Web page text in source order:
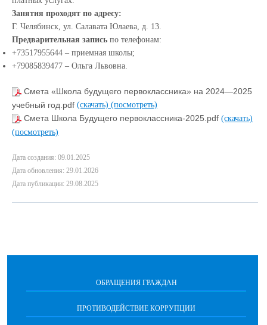
Занятия проходят по адресу:
Г. Челябинск, ул. Салавата Юлаева, д. 13.
Предварительная запись по телефонам:
+73517955644 – приемная школы;
+79085839477 – Ольга Львовна.
Смета «Школа будущего первоклассника» на 2024—2025
учебный год.pdf (скачать) (посмотреть)
Смета Школа Будущего первоклассника-2025.pdf (скачать)
(посмотреть)
Дата создания: 09.01.2025
Дата обновления: 29.01.2026
Дата публикации: 29.08.2025
ОБРАЩЕНИЯ ГРАЖДАН
ПРОТИВОДЕЙСТВИЕ КОРРУПЦИИ